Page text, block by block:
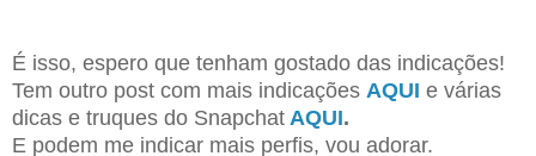
É isso, espero que tenham gostado das indicações!
Tem outro post com mais indicações AQUI e várias
dicas e truques do Snapchat AQUI.
E podem me indicar mais perfis, vou adorar.